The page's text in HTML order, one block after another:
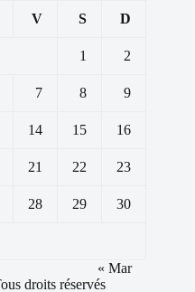
V S D
1 2
7 8 9
14 15 16
21 22 23
28 29 30
« Mar
droits réservés